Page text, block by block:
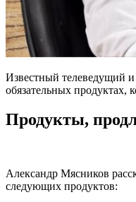
Известный телеведущий и
обязательных продуктах,
Продукты,
Александр Мясников
следующих продуктов: